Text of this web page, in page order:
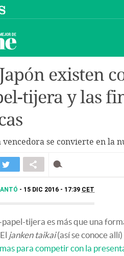
existen
tijera y las
vencedora se convierte en la
15 DIC 2016 - 17:39 CET
tijera es más que una
janken taikai(así se conoce
para competir con la